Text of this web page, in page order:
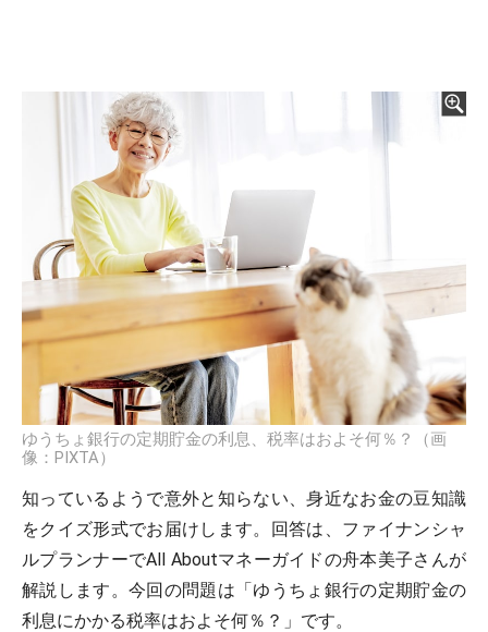
ゆうちょ銀行の定期貯金の利息、税率はおよそ何％？（画
像：PIXTA）
知っているようで意外と知らない、身近なお金の豆知識
をクイズ形式でお届けします。回答は、ファイナンシャ
ルプランナーでAll Aboutマネーガイドの舟本美子さんが
解説します。今回の問題は「ゆうちょ銀行の定期貯金の
利息にかかる税率はおよそ何％？」です。